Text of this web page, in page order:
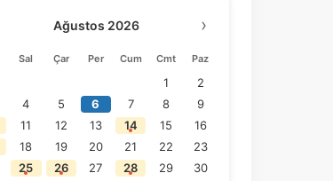
Ağustos 2026 ›
Sal Çar Per Cum Cmt Paz
1
2
4 5 6 7 8
9
11 12 13 14 15
16
18 19 20 21 22
23
25 26 27 28 29
30